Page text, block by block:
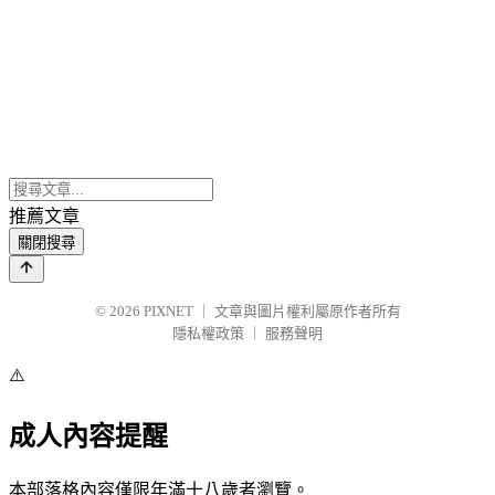
推薦文章
關閉搜尋
© 2026 PIXNET
文章與圖片權利屬原作者所有
隱私權政策
服務聲明
⚠️
成人內容提醒
本部落格內容僅限年滿十八歲者瀏覽。